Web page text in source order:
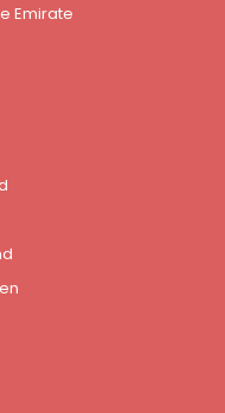
Emirate